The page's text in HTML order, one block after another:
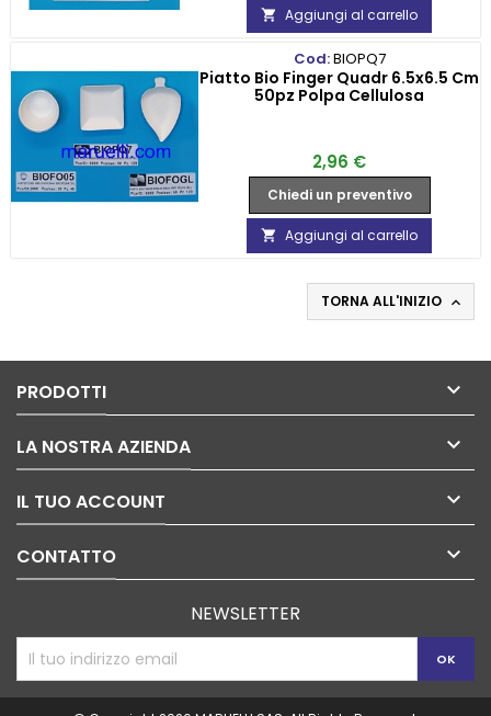
 Aggiungi al carrello
Cod:BIOPQ7
Piatto Bio Finger Quadr 6.5x6.5 Cm
50pz Polpa Cellulosa
Prezzo
2,96 €
Chiedi un preventivo
 Aggiungi al carrello
TORNA ALL'INIZIO 
PRODOTTI 
LA NOSTRA AZIENDA 
IL TUO ACCOUNT 
CONTATTO 
NEWSLETTER